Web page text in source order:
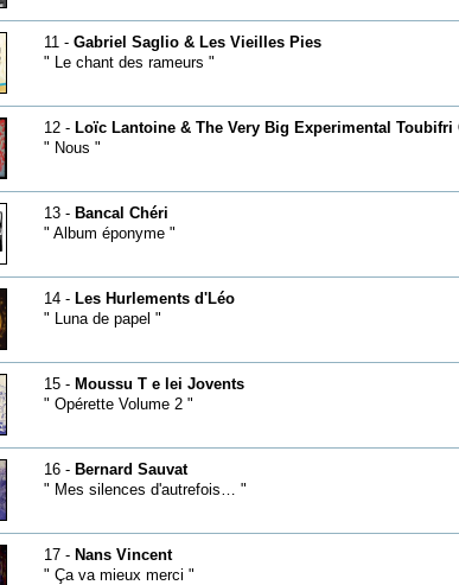
11 - Gabriel Saglio & Les Vieilles Pies
" Le chant des rameurs "
12 - Loïc Lantoine & The Very Big Experimental Toubifri
" Nous "
13 - Bancal Chéri
" Album éponyme "
14 - Les Hurlements d'Léo
" Luna de papel "
15 - Moussu T e lei Jovents
" Opérette Volume 2 "
16 - Bernard Sauvat
" Mes silences d'autrefois… "
17 - Nans Vincent
" Ça va mieux merci "